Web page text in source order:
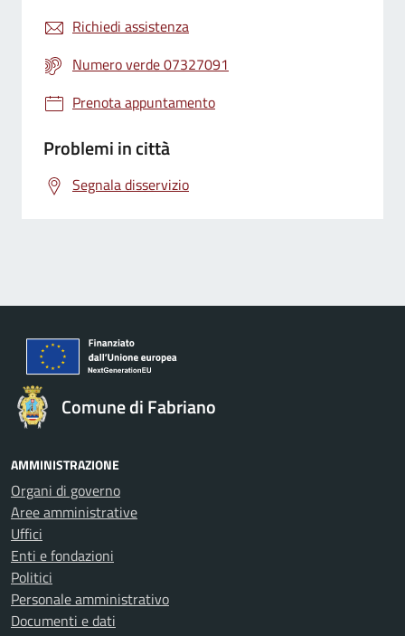
Richiedi assistenza
Numero verde 07327091
Prenota appuntamento
Problemi in città
Segnala disservizio
Comune di Fabriano
AMMINISTRAZIONE
Organi di governo
Aree amministrative
Uffici
Enti e fondazioni
Politici
Personale amministrativo
Documenti e dati